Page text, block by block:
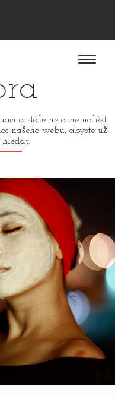
a stále ne a ne nalézt
našeho webu, abyste už
hledat.